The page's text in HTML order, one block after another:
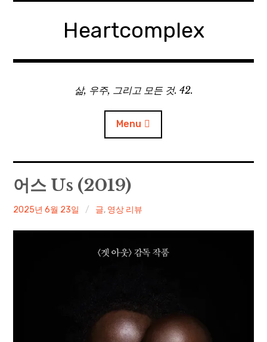
Heartcomplex
삶, 우주, 그리고 모든 것. 42.
Menu
홈
Private Military Manager: Tactical Auto Battler
Homemade Studio
어스 Us (2019)
irene
2025년 6월 23일 글, 영상 리뷰